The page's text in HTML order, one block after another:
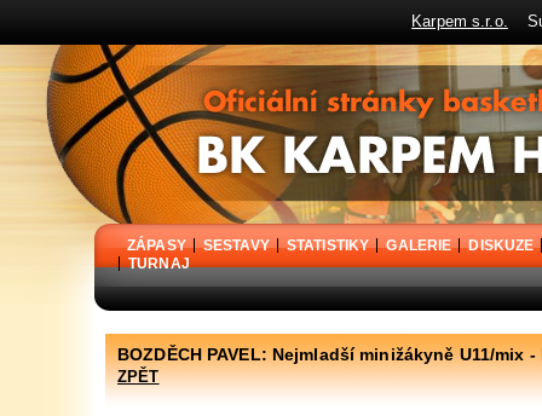
Karpem s.r.o.
BK Karpem Holýšov - oficiální stránky basketbalového klubu
ZÁPASY SESTAVY STATISTIKY GALERIE
DISKUZE
TURNAJ
BOZDĚCH PAVEL: Nejmladší minižákyně U11/mix
ZPĚT